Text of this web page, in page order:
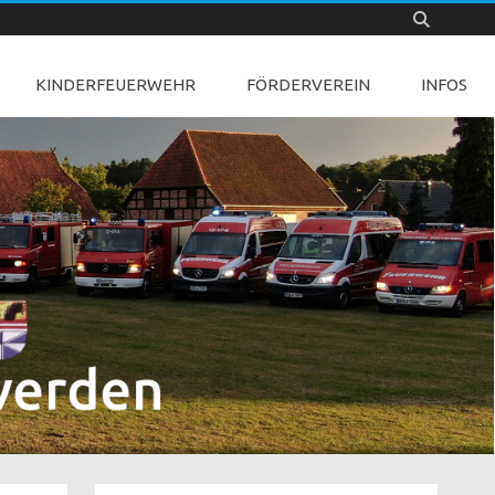
KINDERFEUERWEHR FÖRDERVEREIN INFOS